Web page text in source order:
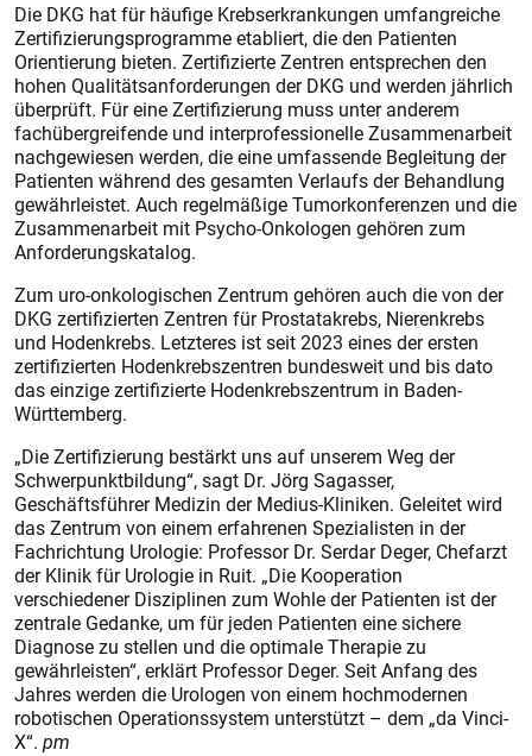
Die DKG hat für häufige Krebserkrankungen umfangreiche
Zertifizierungsprogramme etabliert, die den Patienten
Orientierung bieten. Zertifizierte Zentren entsprechen den
hohen Qualitätsanforderungen der DKG und werden jährlich
überprüft. Für eine Zertifizierung muss unter anderem
fachübergreifende und interprofessionelle Zusammenarbeit
nachgewiesen werden, die eine umfassende Begleitung der
Patienten während des gesamten Verlaufs der Behandlung
gewährleistet. Auch regelmäßige Tumorkonferenzen und die
Zusammenarbeit mit Psycho-Onkologen gehören zum
Anforderungskatalog.
Zum uro-onkologischen Zentrum gehören auch die von der
DKG zertifizierten Zentren für Prostatakrebs, Nierenkrebs
und Hodenkrebs. Letzteres ist seit 2023 eines der ersten
zertifizierten Hodenkrebszentren bundesweit und bis dato
das einzige zertifizierte Hodenkrebszentrum in Baden-
Württemberg.
„Die Zertifizierung bestärkt uns auf unserem Weg der
Schwerpunktbildung“, sagt Dr. Jörg Sagasser,
Geschäftsführer Medizin der Medius-Kliniken. Geleitet wird
das Zentrum von einem erfahrenen Spezialisten in der
Fachrichtung Urologie: Professor Dr. Serdar Deger, Chefarzt
der Klinik für Urologie in Ruit. „Die Kooperation
verschiedener Disziplinen zum Wohle der Patienten ist der
zentrale Gedanke, um für jeden Patienten eine sichere
Diagnose zu stellen und die optimale Therapie zu
gewährleisten“, erklärt Professor Deger. Seit Anfang des
Jahres werden die Urologen von einem hochmodernen
robotischen Operationssystem unterstützt – dem „da Vinci-
X“. pm